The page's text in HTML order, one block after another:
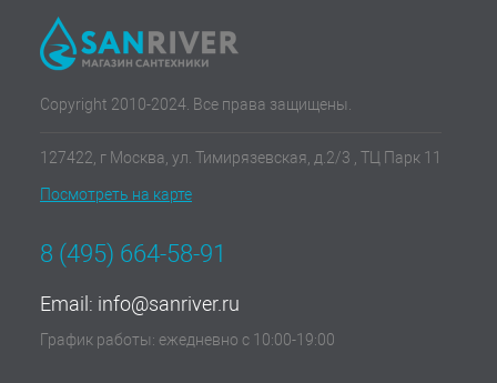
Copyright 2010-2024. Все права защищены.
127422, г Москва, ул. Тимирязевская, д.2/3 , ТЦ Парк 11
Посмотреть на карте
8 (495) 664-58-91
Email: info@sanriver.ru
График работы: ежедневно с 10:00-19:00